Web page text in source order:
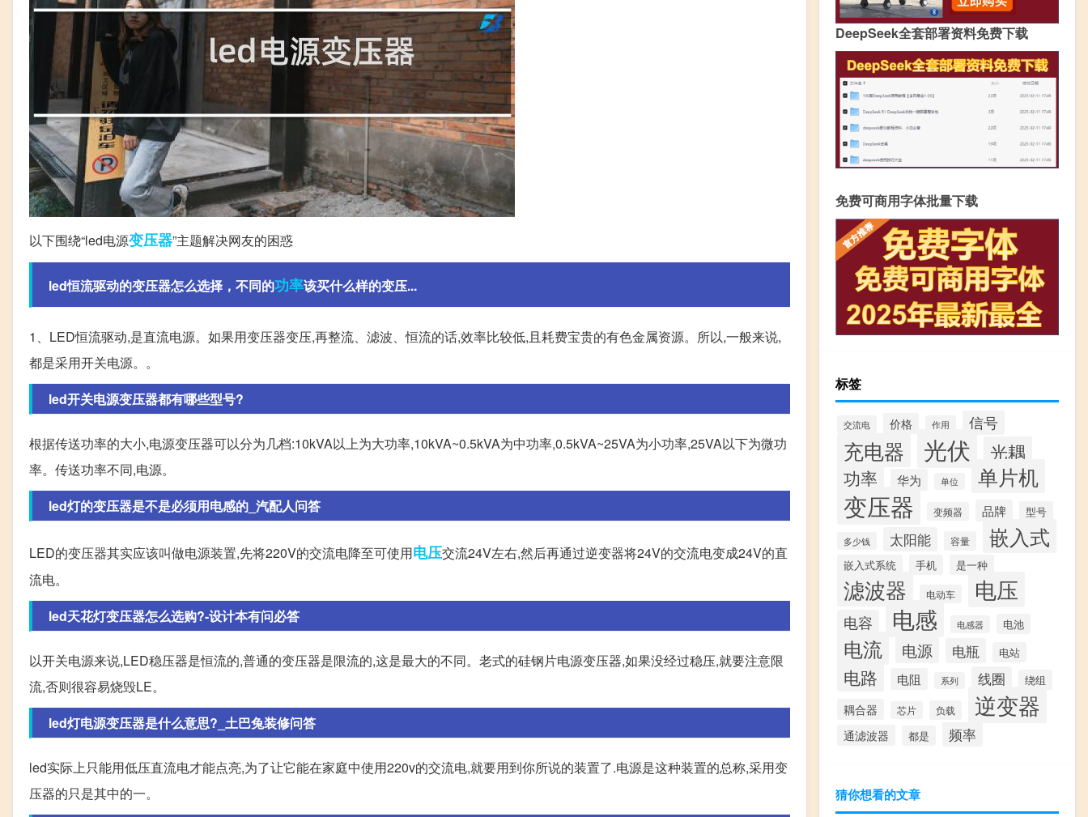
以下围绕“led电源变压器”主题解决网友的困惑
led恒流驱动的变压器怎么选择，不同的功率该买什么样的变压...
1、LED恒流驱动,是直流电源。如果用变压器变压,再整流、滤波、恒流的话,效率比较低,且耗费宝贵的有色金属资源。所以,一般来说,
都是采用开关电源。。
led开关电源变压器都有哪些型号?
根据传送功率的大小,电源变压器可以分为几档:10kVA以上为大功率,10kVA~0.5kVA为中功率,0.5kVA~25VA为小功率,25VA以下为微功
率。传送功率不同,电源。
led灯的变压器是不是必须用电感的_汽配人问答
LED的变压器其实应该叫做电源装置,先将220V的交流电降至可使用电压交流24V左右,然后再通过逆变器将24V的交流电变成24V的直
流电。
led天花灯变压器怎么选购?-设计本有问必答
以开关电源来说,LED稳压器是恒流的,普通的变压器是限流的,这是最大的不同。老式的硅钢片电源变压器,如果没经过稳压,就要注意限
流,否则很容易烧毁LE。
led灯电源变压器是什么意思?_土巴兔装修问答
led实际上只能用低压直流电才能点亮,为了让它能在家庭中使用220v的交流电,就要用到你所说的装置了.电源是这种装置的总称,采用变
压器的只是其中的一。
DeepSeek全套部署资料免费下载
免费可商用字体批量下载
标签
交流电 价格 作用 信号
充电器 光伏
光耦
功率
华为 单位 单片机
变压器 变频器 品牌 型号
多少钱 太阳能 容量 嵌入式
嵌入式系统 手机 是一种
滤波器 电动车 电压
电容 电感 电感器 电池
电流 电源 电瓶 电站
电路 电阻 系列 线圈 绕组
耦合器 芯片 负载 逆变器
通滤波器 都是 频率
猜你想看的文章